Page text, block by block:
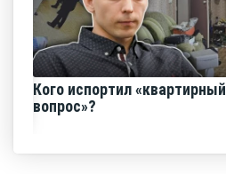
Кого испортил «квартирный
вопрос»?